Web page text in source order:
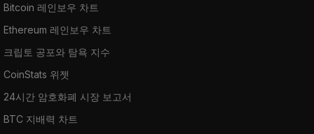
Bitcoin 레인보우 차트
Ethereum 레인보우 차트
크립토 공포와 탐욕 지수
CoinStats 위젯
24시간 암호화폐 시장 보고서
BTC 지배력 차트